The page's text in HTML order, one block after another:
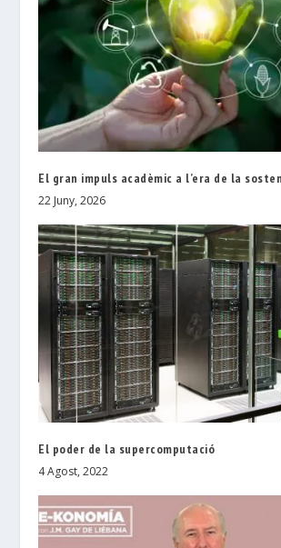
El gran impuls acadèmic a l’era de la
22 Juny, 2026
El poder de la supercomputació
4 Agost, 2022